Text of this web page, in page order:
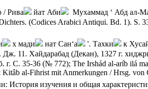
/ Рива йат Аби Мухаммад ‘ Абд ал-
(Codices Arabici Antiqui. Bd. 1). S.
х мади нат Сан‘а '. Тахки к
Дж. 11. Хайдарабад (Декан), 1327 г.
г. С. 35-36 (№ 772); The Irshád al-aríb ilá
al-Fihrist mit Anmerkungen / Hrsg.
История изучения и общая